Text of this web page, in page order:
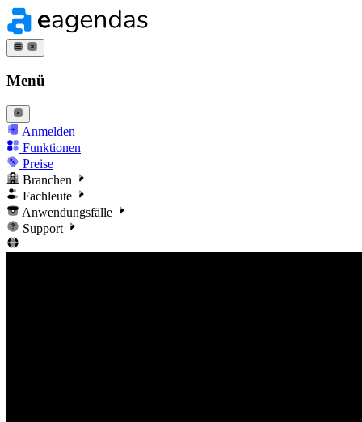
Menü
Anmelden
Funktionen
Preise
Branchen
Fachleute
Anwendungsfälle
Support